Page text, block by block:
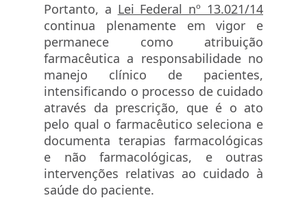
Portanto, a Lei Federal nº 13.021/14
continua plenamente em vigor e
permanece como atribuição
farmacêutica a responsabilidade no
manejo clínico de pacientes,
intensificando o processo de cuidado
através da prescrição, que é o ato
pelo qual o farmacêutico seleciona e
documenta terapias farmacológicas
e não farmacológicas, e outras
intervenções relativas ao cuidado à
saúde do paciente.